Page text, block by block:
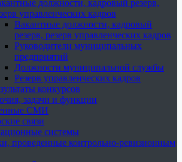
должности, кадровый резерв,
управленческих кадров
Вакантные должности, кадровый
резерв, резерв управленческих кадров
Руководители муниципальных
предприятий
Должности муниципальной службы
Резерв управленческих кадров
конкурсов
задачи и функции
СМИ
связи
системы
проведенные контрольно-ревизионным